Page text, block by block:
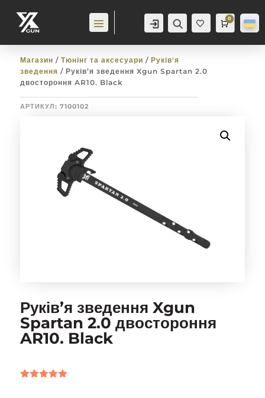
Аккаунт Пошук
Баж
анн
Cart
0
0,0грн
Магазин / Тюнінг та аксесуари / Руків'я
зведення / Руків’я зведення Xgun Spartan 2.0
двостороння AR10. Black
АРТИКУЛ: 7100102
Руків’я зведення Xgun
Spartan 2.0 двостороння
AR10. Black